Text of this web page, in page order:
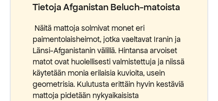
Tietoja Afganistan Beluch-matoista
Näitä mattoja solmivat monet eri
paimentolaisheimot, jotka vaeltavat Iranin ja
Länsi-Afganistanin välillä. Hintansa arvoiset
matot ovat huolellisesti valmistettuja ja niissä
käytetään monia erilaisia kuvioita, usein
geometrisia. Kulutusta erittäin hyvin kestäviä
mattoja pidetään nykyaikaisista